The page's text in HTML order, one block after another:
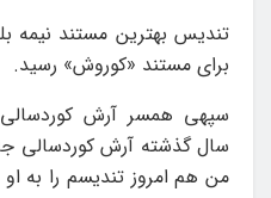
تندیس بهترین مستند نیمه
برای مستند «کوروش» رسید.
سپهی همسر آرش کوردسالی
سال گذشته آرش کوردسالی
من هم امروز تندیسم را به